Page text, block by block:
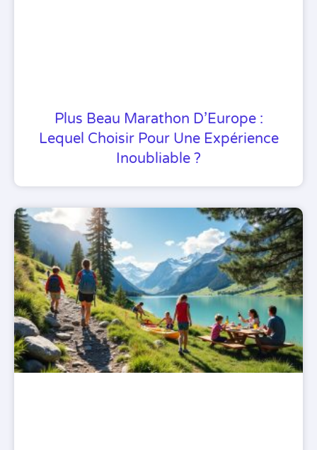
Plus Beau Marathon D’Europe :
Lequel Choisir Pour Une Expérience
Inoubliable ?